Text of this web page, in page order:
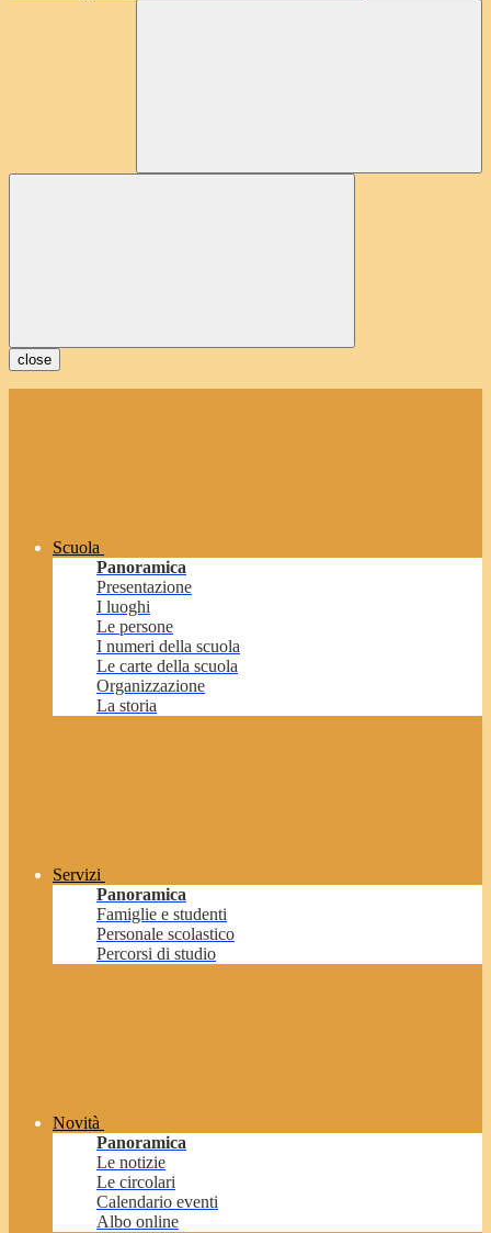
close
Scuola
Panoramica
Presentazione
I luoghi
Le persone
I numeri della scuola
Le carte della scuola
Organizzazione
La storia
Servizi
Panoramica
Famiglie e studenti
Personale scolastico
Percorsi di studio
Novità
Panoramica
Le notizie
Le circolari
Calendario eventi
Albo online